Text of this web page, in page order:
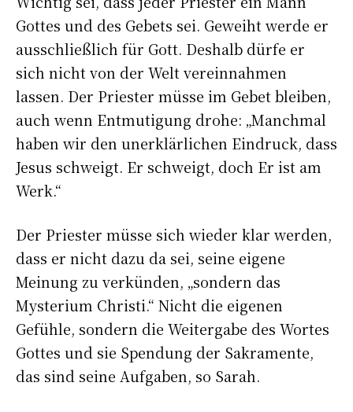
Gottes und des Gebets sei. Geweiht werde er
ausschließlich für Gott. Deshalb dürfe er
sich nicht von der Welt vereinnahmen
lassen. Der Priester müsse im Gebet bleiben,
auch wenn Entmutigung drohe: „Manchmal
haben wir den unerklärlichen Eindruck, dass
Jesus schweigt. Er schweigt, doch Er ist am
Werk.“
Der Priester müsse sich wieder klar werden,
dass er nicht dazu da sei, seine eigene
Meinung zu verkünden, „sondern das
Mysterium Christi.“ Nicht die eigenen
Gefühle, sondern die Weitergabe des Wortes
Gottes und sie Spendung der Sakramente,
das sind seine Aufgaben, so Sarah.